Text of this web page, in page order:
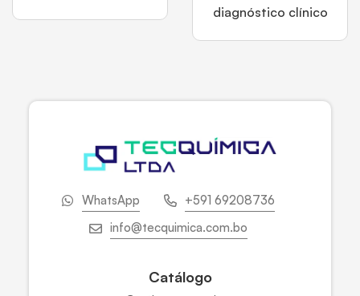
diagnóstico clínico
WhatsApp
+591 69208736
info@tecquimica.com.bo
Catálogo